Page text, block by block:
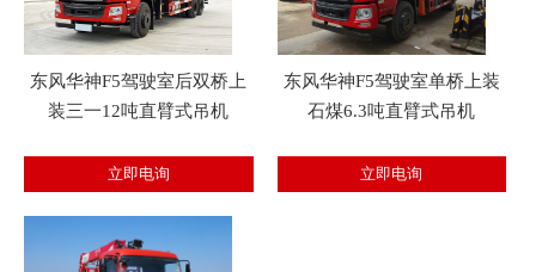
东风华神F5驾驶室后双桥上
装三一12吨直臂式吊机
东风华神F5驾驶室单桥上装
石煤6.3吨直臂式吊机